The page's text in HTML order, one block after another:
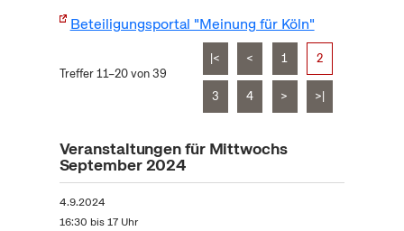
Beteiligungsportal "Meinung für Köln"
Treffer 11–20 von 39
|< < 1 2
3 4 > >|
Veranstaltungen für Mittwochs
September 2024
4.9.2024
16:30 bis 17 Uhr